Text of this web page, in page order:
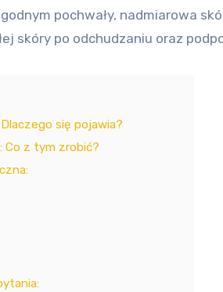
pochwały, nadmiarowa
skóry po odchudzaniu oraz
się pojawia?
Co z tym zrobić?